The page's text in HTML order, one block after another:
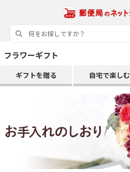
フラワーギフト
ギフトを贈る 自宅で楽しむ